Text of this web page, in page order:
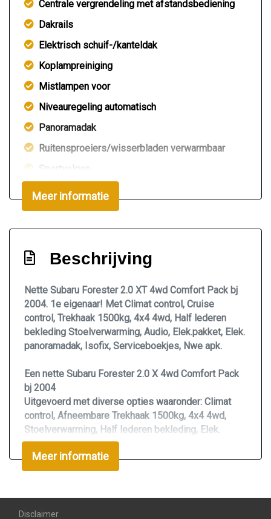
Centrale vergrendeling met afstandsbediening
Dakrails
Elektrisch schuif-/kanteldak
Koplampreiniging
Mistlampen voor
Niveauregeling automatisch
Panoramadak
Ruitensproeiers/wisserbladen verwarmbaar
Sportvelgen
Trekhaak
Interieur
Airco
Armsteun voor
Bestuurdersstoel in hoogte verstelbaar
Electronic climate control
Elektrische ramen voor en achter
Hoofdsteunen voor en achter
Stuur verstelbaar
Stuurbekrachtiging
Voorstoelen verwarmd
Overige
Anti blokkeer systeem
Meer informatie
Beschrijving
Nette Subaru Forester 2.0 XT 4wd Comfort Pack bj
2004. 1e eigenaar! Met Climat control, Cruise
control, Trekhaak 1500kg, 4x4 4wd, Half lederen
bekleding Stoelverwarming, Audio, Elek.pakket, Elek.
panoramadak, Isofix, Serviceboekjes, Nwe apk.
Een nette Subaru Forester 2.0 X 4wd Comfort Pack
bj 2004
Uitgevoerd met diverse opties waaronder: Climat
control, Afneembare Trekhaak 1500kg, 4x4 4wd,
Stoelverwarming, Half lederen bekleding, Elek.
Panoramadak, Isofix, Audio, Elek. pakket.
Luxe kleurcombinatie van grijs metallic icm een
inleg.
Meer informatie
Disclaimer